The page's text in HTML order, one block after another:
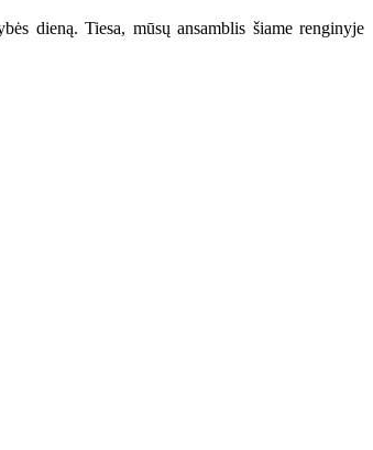
dieną. Tiesa, mūsų ansamblis šiame renginyje